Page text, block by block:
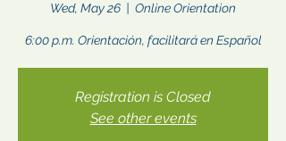
Wed, May 26 Online Orientation
6:00 p.m. Orientación, facilitará en Español
Registration is Closed
See other events